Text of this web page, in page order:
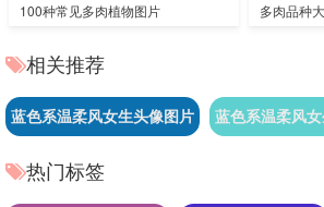
100种常见多肉植物图片 多肉品种
相关推荐
蓝色系温柔风女生头像图片 蓝色系温柔风
热门标签